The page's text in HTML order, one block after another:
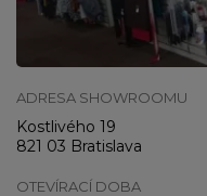
ADRESA SHOWROOMU
Kostlivého 19
821 03 Bratislava
OTEVÍRACÍ DOBA